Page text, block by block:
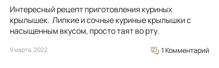
Интересный рецепт приготовления куриных
крылышек. Липкие и сочные куриные крылышки с
насыщенным вкусом, просто таят во рту.
9 марта, 2022 1 Комментарий